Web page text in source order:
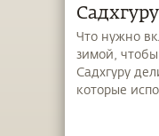
вкусных
от
Что нужно
зимой,
Садхгуру